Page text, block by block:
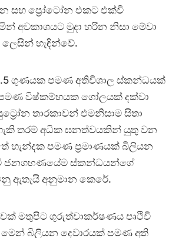
සහ ප්‍රෝටෝන එකට එක්වී
අවකාශයට මුදා හරින නිසා මේවා
ලෙසින් හැඳින්වේ.
1.5 ගුණයක පමණ අතිවිශාල ස්කන්ධයක්
විෂ්කම්භයක ගෝලයක් දක්වා
තාරකාවන් එමනිසාම සිතා
තරම් අධික ඝනත්වයකින් යුතු වන
හැන්දක පමණ ප්‍රමාණයක් බිලියන
ජනගහණයේම ස්කන්ධයන්ගේ
ඇතැයි අනුමාන කෙරේ.
මතුපිට ගුරුත්වාකර්ෂණය පෘථිවි
බිලියන දෙවාරයක් පමණ අති